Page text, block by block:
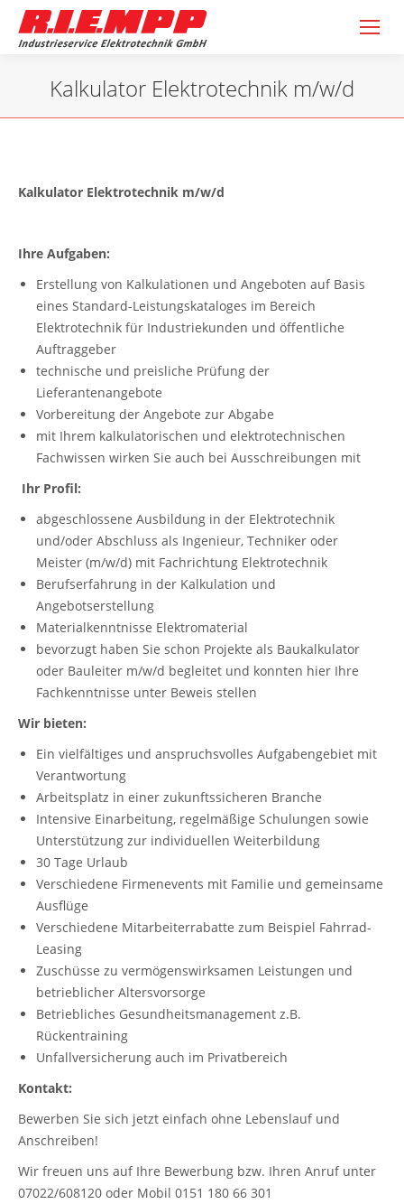
Kalkulator Elektrotechnik m/w/d
Sie befinden sich hier:
Kalkulator Elektrotechnik m/w/d
Ihre Aufgaben:
Erstellung von Kalkulationen und Angeboten auf Basis
eines Standard-Leistungskataloges im Bereich
Elektrotechnik für Industriekunden und öffentliche
Auftraggeber
technische und preisliche Prüfung der
Lieferantenangebote
Vorbereitung der Angebote zur Abgabe
mit Ihrem kalkulatorischen und elektrotechnischen
Fachwissen wirken Sie auch bei Ausschreibungen mit
Ihr Profil:
abgeschlossene Ausbildung in der Elektrotechnik
und/oder Abschluss als Ingenieur, Techniker oder
Meister (m/w/d) mit Fachrichtung Elektrotechnik
Berufserfahrung in der Kalkulation und
Angebotserstellung
Materialkenntnisse Elektromaterial
bevorzugt haben Sie schon Projekte als Baukalkulator
oder Bauleiter m/w/d begleitet und konnten hier Ihre
Fachkenntnisse unter Beweis stellen
Wir bieten:
Ein vielfältiges und anspruchsvolles Aufgabengebiet mit
Verantwortung
Arbeitsplatz in einer zukunftssicheren Branche
Intensive Einarbeitung, regelmäßige Schulungen sowie
Unterstützung zur individuellen Weiterbildung
30 Tage Urlaub
Verschiedene Firmenevents mit Familie und gemeinsame
Ausflüge
Verschiedene Mitarbeiterrabatte zum Beispiel Fahrrad-
Leasing
Zuschüsse zu vermögenswirksamen Leistungen und
betrieblicher Altersvorsorge
Betriebliches Gesundheitsmanagement z.B.
Rückentraining
Unfallversicherung auch im Privatbereich
Kontakt:
Bewerben Sie sich jetzt einfach ohne Lebenslauf und
Anschreiben!
Wir freuen uns auf Ihre Bewerbung bzw. Ihren Anruf unter
07022/608120 oder Mobil 0151 180 66 301